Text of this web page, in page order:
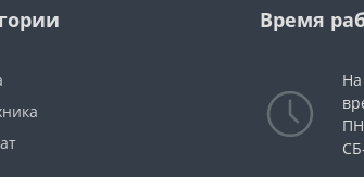
Время